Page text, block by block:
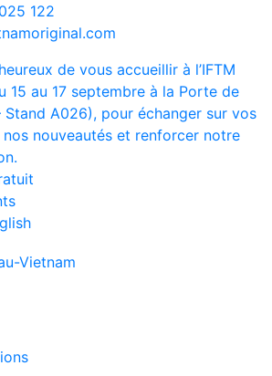
122
de vous accueillir à l’IFTM
15 au 17 septembre à la Porte de
Stand A026), pour échanger sur vos
nouveautés et renforcer notre